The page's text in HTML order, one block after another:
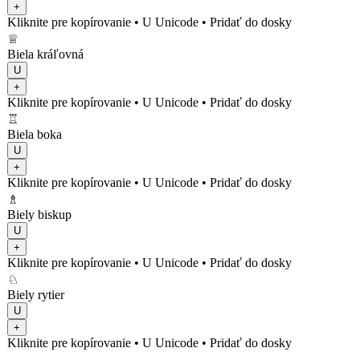
+
Kliknite pre kopírovanie • U Unicode • Pridať do dosky
♕
Biela kráľovná
U
+
Kliknite pre kopírovanie • U Unicode • Pridať do dosky
♖
Biela boka
U
+
Kliknite pre kopírovanie • U Unicode • Pridať do dosky
♗
Biely biskup
U
+
Kliknite pre kopírovanie • U Unicode • Pridať do dosky
♘
Biely rytier
U
+
Kliknite pre kopírovanie • U Unicode • Pridať do dosky